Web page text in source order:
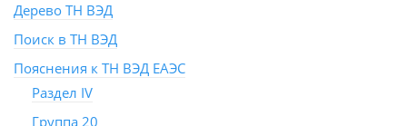
Дерево ТН ВЭД
Поиск в ТН ВЭД
Пояснения к ТН ВЭД ЕАЭС
Раздел IV
Группа 20